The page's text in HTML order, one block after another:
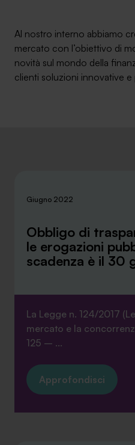
Contatti
Lavora con noi
+030.3540104
info@safinance.it
SA Finance Mediazione Creditizia
all'Oam n.M336
Al nostro interno abbiamo
mercato con l’obiettivo di
novità sul mondo della
clienti soluzioni innovative e
Giugno 2022
Obbligo di
le erogazioni
scadenza è il 30
La Legge n. 124/2017
mercato e la
125 – ...
Approfondisci